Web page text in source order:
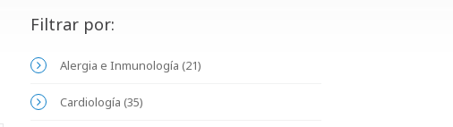
Filtrar por:
Alergia e Inmunología (21)
Cardiología (35)